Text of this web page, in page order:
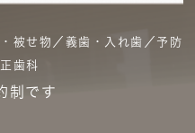
被せ物／義歯・入れ歯／予防
歯科
制です